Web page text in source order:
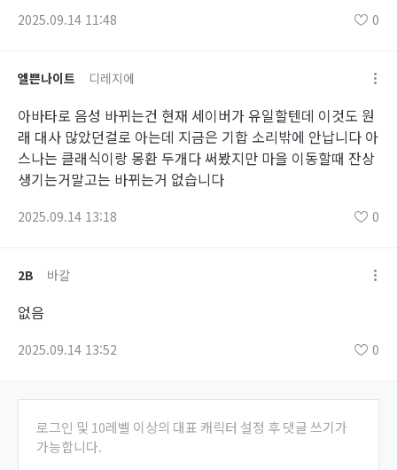
2025.09.14 11:48 0
엘쁜나이트 디레지에
아바타로 음성 바뀌는건 현재 세이버가 유일할텐데 이것도 원
래 대사 많았던걸로 아는데 지금은 기합 소리밖에 안납니다 아
스나는 클래식이랑 몽환 두개다 써봤지만 마을 이동할때 잔상
생기는거말고는 바뀌는거 없습니다
2025.09.14 13:18 0
2B 바칼
없음
2025.09.14 13:52 0
로그인 및 10레벨 이상의 대표 캐릭터 설정 후 댓글 쓰기가
가능합니다.